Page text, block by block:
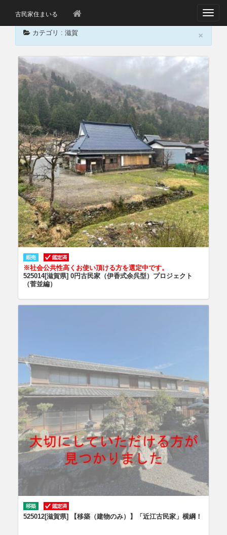
古民家住まいる
T
e
a
o
n
×
カテゴリ : 滋賀
※社会公共性高くお使い頂ける方を選定中です。
525014[滋賀県] 0円古民家（伊香式余呉型）プロジェクト
（菅並編）
525012[滋賀県] 【移築（建物のみ）】「近江古民家」横綱！